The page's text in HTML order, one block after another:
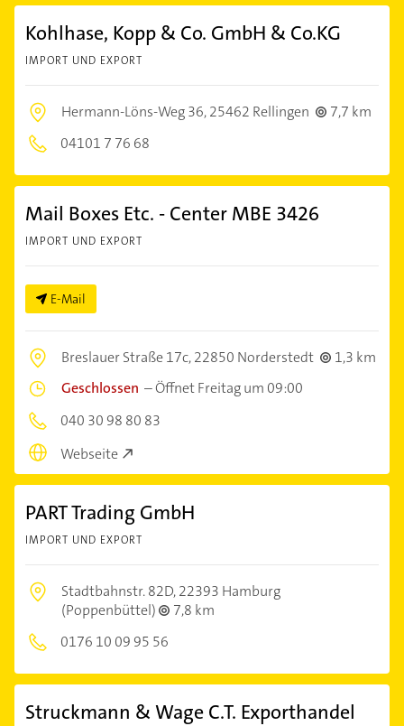
Kohlhase, Kopp & Co. GmbH & Co.KG
IMPORT UND EXPORT
Hermann-Löns-Weg 36,25462 Rellingen
7,7 km
04101 7 76 68
Mail Boxes Etc. - Center MBE 3426
IMPORT UND EXPORT
E-Mail
Breslauer Straße 17c,22850 Norderstedt
1,3 km
Geschlossen –Öffnet Freitag um 09:00
040 30 98 80 83
Webseite
PART Trading GmbH
IMPORT UND EXPORT
Stadtbahnstr. 82D,22393 Hamburg
(Poppenbüttel)
7,8 km
0176 10 09 95 56
Struckmann & Wage C.T. Exporthandel